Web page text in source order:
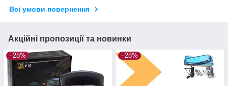
Всі умови повернення
Акційні пропозиції та новинки
–28% –28%